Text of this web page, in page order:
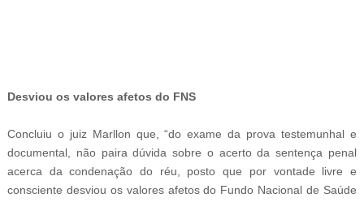
Desviou os valores afetos do FNS
Concluiu o juiz Marllon que, “do exame da prova testemunhal e
documental, não paira dúvida sobre o acerto da sentença penal
acerca da condenação do réu, posto que por vontade livre e
consciente desviou os valores afetos do Fundo Nacional de Saúde